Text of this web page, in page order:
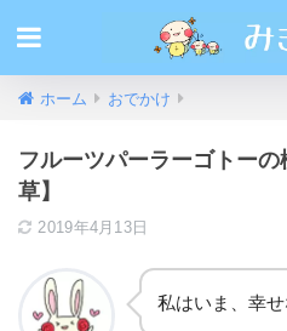
ホーム おでかけ
フルーツパーラーゴトー
草】
2019年4月13日
私はいま、幸せ